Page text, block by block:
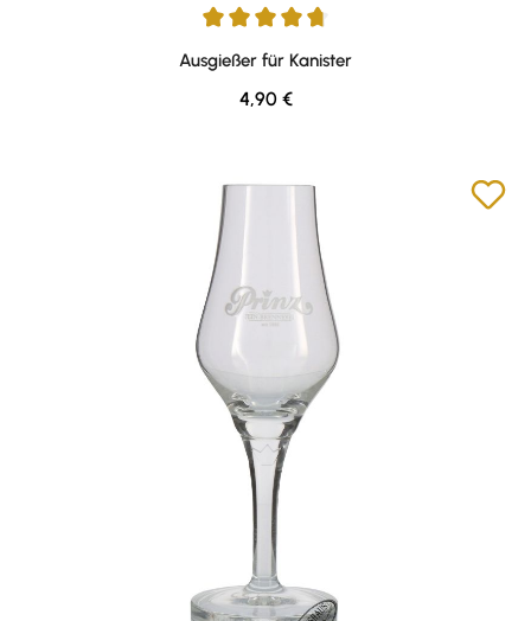
Durchschnittliche Bewertung von 4.76 von 5 Sternen
Ausgießer für Kanister
Regulärer Preis:
4,90 €